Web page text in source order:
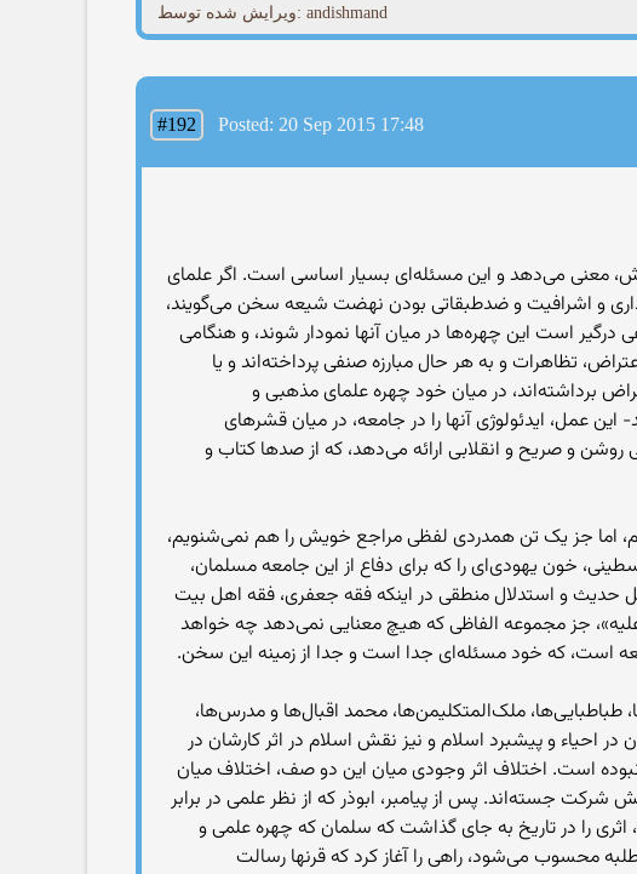
ویرایش شده توسط: andishmand
#192 Posted: 20 Sep 2015 17:48
معنی می‌دهد و این مسئله‌ای بسیار اساسی است. اگر علمای
و اشرافیت و ضدطبقاتی بودن نهضت شیعه سخن می‌گویند،
درگیر است این چهره‌ها در میان آنها نمودار شوند، و هنگامی
تظاهرات و به هر حال مبارزه صنفی پرداخته‌اند و یا
برداشته‌اند، در میان خود چهره علمای مذهبی و
عمل، ایدئولوژی آنها را در جامعه، در میان قشرهای
و صریح و انقلابی ارائه می‌دهد، که از صدها کتاب و
اما جز یک تن همدردی لفظی مراجع خویش را هم نمی‌شنویم،
خون یهودی‌ای را که برای دفاع از این جامعه مسلمان،
حدیث و استدلال منطقی در اینکه فقه جعفری، فقه اهل بیت
جز مجموعه الفاظی که هیچ معنایی نمی‌دهد چه خواهد
است، که خود مسئله‌ای جدا است و جدا از زمینه این سخن.
طباطبایی‌ها، ملک‌المتکلیمن‌ها، محمد اقبال‌ها و مدرس‌ها،
در احیاء و پیشبرد اسلام و نیز نقش اسلام در اثر کارشان در
است. اختلاف اثر وجودی میان این دو صف، اختلاف میان
جسته‌اند. پس از پیامبر، ابوذر که از نظر علمی در برابر
را در تاریخ به جای گذاشت که سلمان که چهره علمی و
محسوب می‌شود، راهی را آغاز کرد که قرنها رسالت